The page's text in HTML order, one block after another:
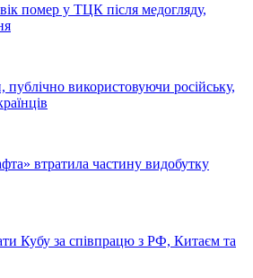
помер у ТЦК після медогляду,
публічно використовуючи російську,
втратила частину видобутку
Кубу за співпрацю з РФ, Китаєм та